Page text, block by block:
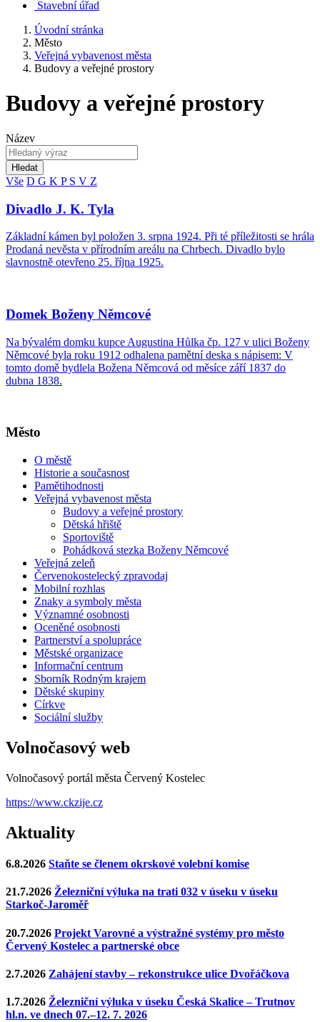
Stavební úřad
Úvodní stránka
Město
Veřejná vybavenost města
Budovy a veřejné prostory
Budovy a veřejné prostory
Název
Hledat
Vše D G K P S V Z
Divadlo J. K. Tyla
Základní kámen byl položen 3. srpna 1924. Při té příležitosti se hrála
Prodaná nevěsta v přírodním areálu na Chrbech. Divadlo bylo
slavnostně otevřeno 25. října 1925.
Domek Boženy Němcové
Na bývalém domku kupce Augustina Hůlka čp. 127 v ulici Boženy
Němcové byla roku 1912 odhalena pamětní deska s nápisem: V
tomto domě bydlela Božena Němcová od měsíce září 1837 do
dubna 1838.
Město
O městě
Historie a současnost
Pamětihodnosti
Veřejná vybavenost města
Budovy a veřejné prostory
Dětská hřiště
Sportoviště
Pohádková stezka Boženy Němcové
Veřejná zeleň
Červenokostelecký zpravodaj
Mobilní rozhlas
Znaky a symboly města
Významné osobnosti
Oceněné osobnosti
Partnerství a spolupráce
Městské organizace
Informační centrum
Sborník Rodným krajem
Dětské skupiny
Církve
Sociální služby
Volnočasový web
Volnočasový portál města Červený Kostelec
https://www.ckzije.cz
Aktuality
6.8.2026 Staňte se členem okrskové volební komise
21.7.2026 Železniční výluka na trati 032 v úseku v úseku
Starkoč-Jaroměř
20.7.2026 Projekt Varovné a výstražné systémy pro město
Červený Kostelec a partnerské obce
2.7.2026 Zahájení stavby – rekonstrukce ulice Dvořáčkova
1.7.2026 Železniční výluka v úseku Česká Skalice – Trutnov
hl.n. ve dnech 07.–12. 7. 2026